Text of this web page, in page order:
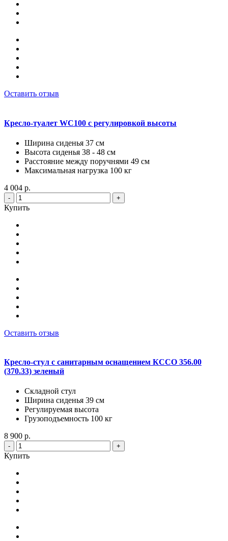
Оставить отзыв
Кресло-туалет WC100 с регулировкой высоты
Ширина сиденья 37 см
Высота сиденья 38 - 48 см
Расстояние между поручнями 49 см
Максимальная нагрузка 100 кг
4 004 р.
- +
Купить
Оставить отзыв
Кресло-стул с санитарным оснащением КССО 356.00
(370.33) зеленый
Складной стул
Ширина сиденья 39 см
Регулируемая высота
Грузоподъемность 100 кг
8 900 р.
- +
Купить